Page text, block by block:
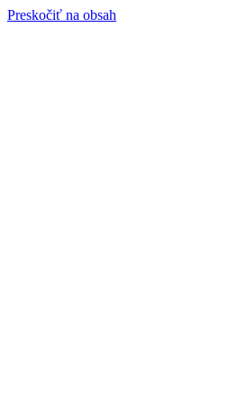
Preskočiť na obsah